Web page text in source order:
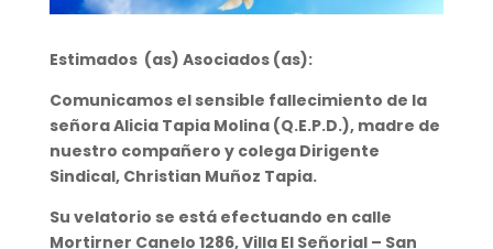
Estimados (as) Asociados (as):
Comunicamos el sensible fallecimiento de la
señora Alicia Tapia Molina (Q.E.P.D.), madre de
nuestro compañero y colega Dirigente
Sindical, Christian Muñoz Tapia.
Su velatorio se está efectuando en calle
Mortirner Canelo 1286, Villa El Señorial – San